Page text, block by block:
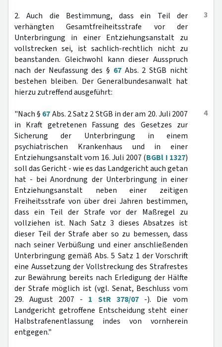
3
2. Auch die Bestimmung, dass ein Teil der
verhängten Gesamtfreiheitsstrafe vor der
Unterbringung in einer Entziehungsanstalt zu
vollstrecken sei, ist sachlich-rechtlich nicht zu
beanstanden. Gleichwohl kann dieser Ausspruch
nach der Neufassung des § 67Abs. 2 StGB nicht
bestehen bleiben. Der Generalbundesanwalt hat
hierzu zutreffend ausgeführt:
4
"Nach § 67Abs. 2 Satz 2 StGB in der am 20. Juli 2007
in Kraft getretenen Fassung des Gesetzes zur
Sicherung der Unterbringung in einem
psychiatrischen Krankenhaus und in einer
Entziehungsanstalt vom 16. Juli 2007 (BGBl I 1327)
soll das Gericht - wie es das Landgericht auch getan
hat - bei Anordnung der Unterbringung in einer
Entziehungsanstalt neben einer zeitigen
Freiheitsstrafe von über drei Jahren bestimmen,
dass ein Teil der Strafe vor der Maßregel zu
vollziehen ist. Nach Satz 3 dieses Absatzes ist
dieser Teil der Strafe aber so zu bemessen, dass
nach seiner Verbüßung und einer anschließenden
Unterbringung gemäß Abs. 5 Satz 1 der Vorschrift
eine Aussetzung der Vollstreckung des Strafrestes
zur Bewährung bereits nach Erledigung der Hälfte
der Strafe möglich ist (vgl. Senat, Beschluss vom
29. August 2007 - 1 StR 378/07-). Die vom
Landgericht getroffene Entscheidung steht einer
Halbstrafenentlassung indes von vornherein
entgegen."